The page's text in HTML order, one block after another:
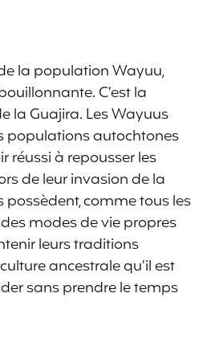
la population Wayuu,
C’est la
la Guajira. Les Wayuus
populations autochtones
réussi à repousser les
de leur invasion de la
possèdent, comme tous les
modes de vie propres
leurs traditions
ancestrale qu’il est
sans prendre le temps